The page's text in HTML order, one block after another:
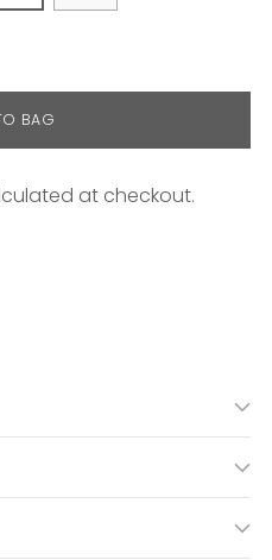
BAG
at checkout.